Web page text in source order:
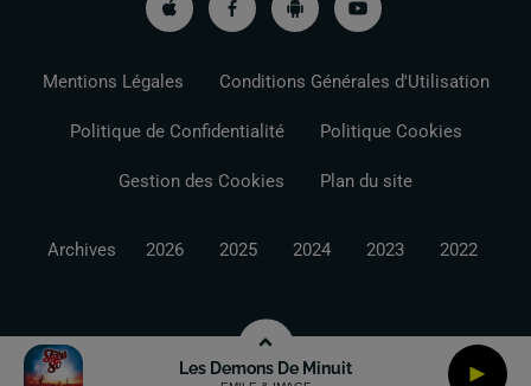
Les Demons De Minuit
Mentions Légales Conditions Générales d'Utilisation
Politique de Confidentialité Politique Cookies
Gestion des Cookies Plan du site
Archives 2026 2025 2024 2023 2022